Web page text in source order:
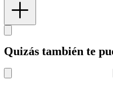
Quizás también te